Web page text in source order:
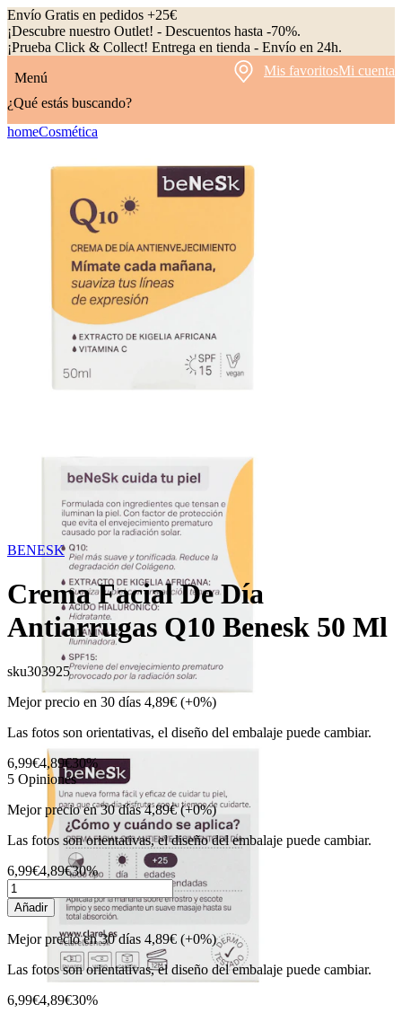
Envío Gratis en pedidos +25€
¡Descubre nuestro Outlet! - Descuentos hasta -70%.
¡Prueba Click & Collect! Entrega en tienda - Envío en 24h.
Menú
Mis favoritosMi cuenta
¿Qué estás buscando?
homeCosmética
BENESK
Crema Facial De Día
Antiarrugas Q10 Benesk 50 Ml
sku303925
Mejor precio en 30 días 4,89€ (+0%)
Las fotos son orientativas, el diseño del embalaje puede cambiar.
6,99€4,89€30%
5 Opiniones
Mejor precio en 30 días 4,89€ (+0%)
Las fotos son orientativas, el diseño del embalaje puede cambiar.
6,99€4,89€30%
Añadir
Mejor precio en 30 días 4,89€ (+0%)
Las fotos son orientativas, el diseño del embalaje puede cambiar.
6,99€4,89€30%